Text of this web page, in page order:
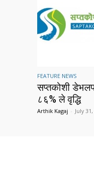
FEATURE NEWS
सप्तकोशी
८६% ले वृद्धि
Arthik Kagaj - July